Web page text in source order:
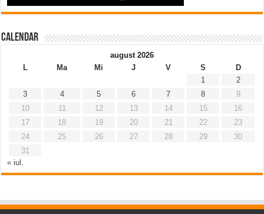
Calendar
august 2026
L
Ma Mi J V S
D
1
2
3
4 5 6 7 8
9
10
11 12 13 14 15
16
17
18 19 20 21 22
23
24
25 26 27 28 29
30
31
« iul.